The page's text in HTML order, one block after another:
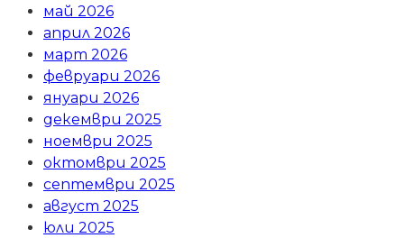
май 2026
април 2026
март 2026
февруари 2026
януари 2026
декември 2025
ноември 2025
октомври 2025
септември 2025
август 2025
юли 2025